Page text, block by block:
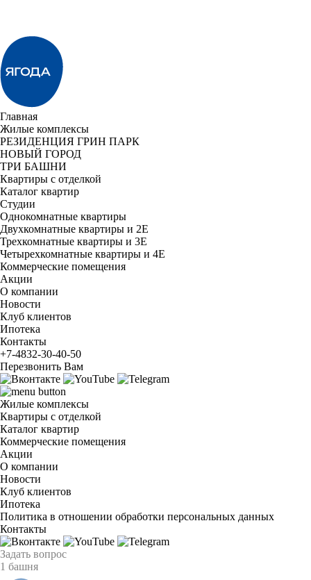
Главная
Жилые комплексы
РЕЗИДЕНЦИЯ ГРИН ПАРК
НОВЫЙ ГОРОД
ТРИ БАШНИ
Квартиры с отделкой
Каталог квартир
Студии
Однокомнатные квартиры
Двухкомнатные квартиры и 2E
Трехкомнатные квартиры и 3E
Четырехкомнатные квартиры и 4E
Коммерческие помещения
Акции
О компании
Новости
Клуб клиентов
Ипотека
Контакты
+7-4832-30-40-50
Перезвонить Вам
Жилые комплексы
Квартиры с отделкой
Каталог квартир
Коммерческие помещения
Акции
О компании
Новости
Клуб клиентов
Ипотека
Политика в отношении обработки персональных данных
Контакты
Задать вопрос
1 башня